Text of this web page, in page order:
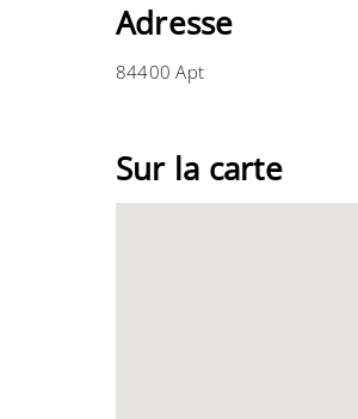
Adresse
84400 Apt
Sur la carte